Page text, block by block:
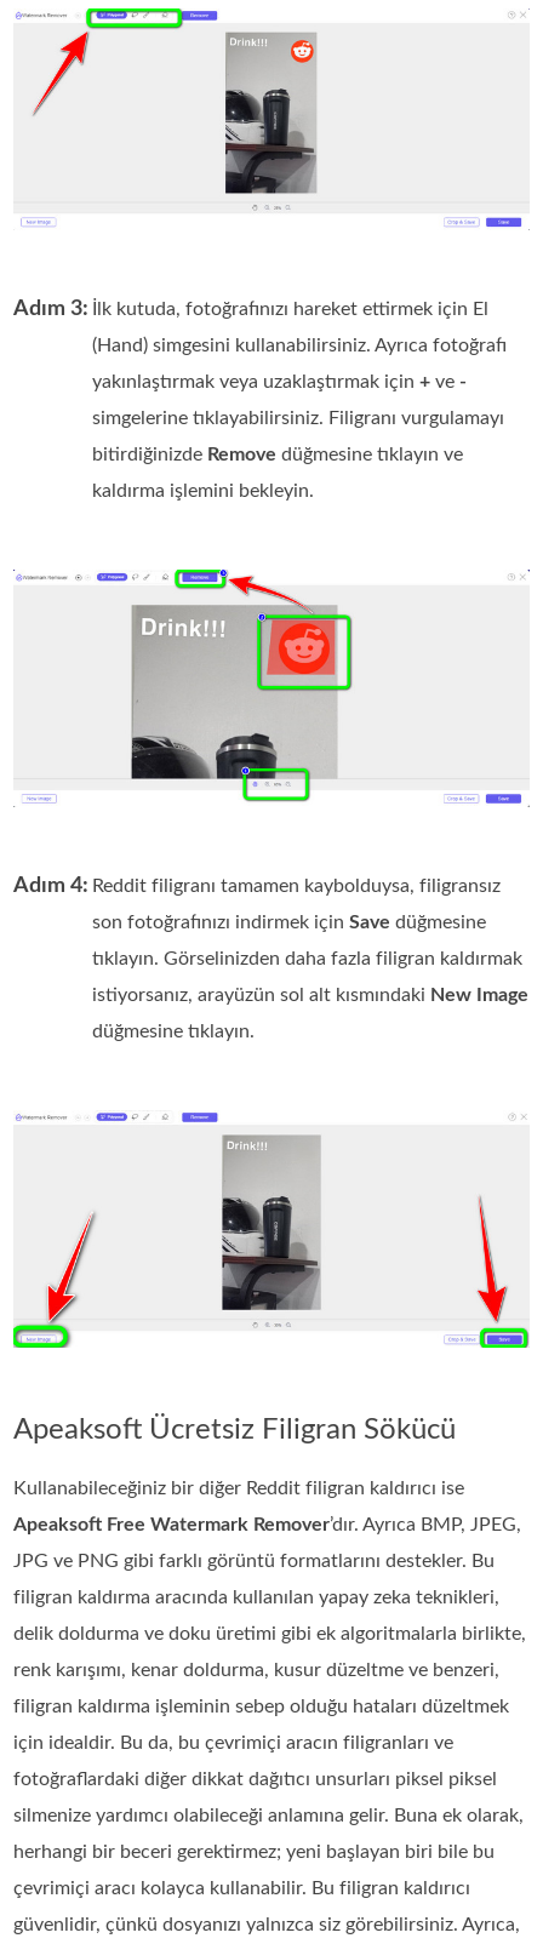
Adım 3:
İlk kutuda, fotoğrafınızı hareket ettirmek için El
(Hand) simgesini kullanabilirsiniz. Ayrıca fotoğrafı
yakınlaştırmak veya uzaklaştırmak için+ ve -
simgelerine tıklayabilirsiniz. Filigranı vurgulamayı
bitirdiğinizde Remove düğmesine tıklayın ve
kaldırma işlemini bekleyin.
Adım 4: Reddit filigranı tamamen kaybolduysa, filigransız
son fotoğrafınızı indirmek içinSave düğmesine
tıklayın. Görselinizden daha fazla filigran kaldırmak
istiyorsanız, arayüzün sol alt kısmındaki New Image
düğmesine tıklayın.
Apeaksoft Ücretsiz Filigran Sökücü
Kullanabileceğiniz bir diğer Reddit filigran kaldırıcı ise
Apeaksoft Free Watermark Remover’dır. Ayrıca BMP, JPEG,
JPG ve PNG gibi farklı görüntü formatlarını destekler. Bu
filigran kaldırma aracında kullanılan yapay zeka teknikleri,
delik doldurma ve doku üretimi gibi ek algoritmalarla birlikte,
renk karışımı, kenar doldurma, kusur düzeltme ve benzeri,
filigran kaldırma işleminin sebep olduğu hataları düzeltmek
için idealdir. Bu da, bu çevrimiçi aracın filigranları ve
fotoğraflardaki diğer dikkat dağıtıcı unsurları piksel piksel
silmenize yardımcı olabileceği anlamına gelir. Buna ek olarak,
herhangi bir beceri gerektirmez; yeni başlayan biri bile bu
çevrimiçi aracı kolayca kullanabilir. Bu filigran kaldırıcı
güvenlidir, çünkü dosyanızı yalnızca siz görebilirsiniz. Ayrıca,